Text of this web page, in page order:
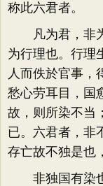
称此六君者。
凡为君，非为
为行理也。行理
人而佚於官事，
愁心劳耳目，国
故，则所染不当
已。六君者，非
存亡故不独是也
非独国有染也